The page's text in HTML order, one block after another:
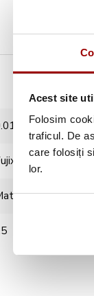
Acest site
Folosim
traficul. De
care folosiți
lor.